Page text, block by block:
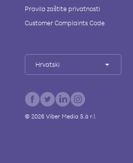
Pravila zaštite privatnosti
Customer Complaints Code
Hrvatski
© 2026Viber Media S.à r.l.